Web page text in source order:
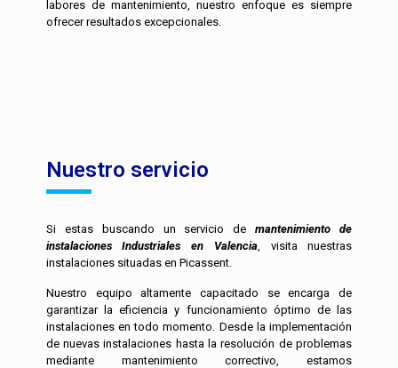
labores de mantenimiento, nuestro enfoque es siempre
ofrecer resultados excepcionales.
Nuestro servicio
Si estas buscando un servicio demantenimiento de
instalaciones Industriales en Valencia, visita nuestras
instalaciones situadas en Picassent.
Nuestro equipo altamente capacitado se encarga de
garantizar la eficiencia y funcionamiento óptimo de las
instalaciones en todo momento. Desde la implementación
de nuevas instalaciones hasta la resolución de problemas
mediante mantenimiento correctivo, estamos